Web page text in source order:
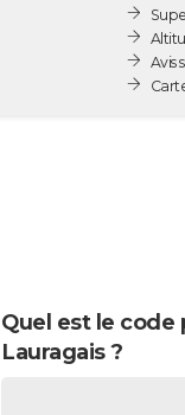
Avis
Quel est le code
Lauragais ?